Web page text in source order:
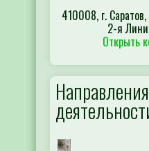
410008, г.
2-я
Открыть
Направления